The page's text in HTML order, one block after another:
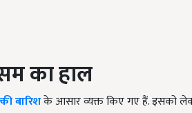
का हाल
बारिशके आसार व्यक्त किए गए हैं. इसको